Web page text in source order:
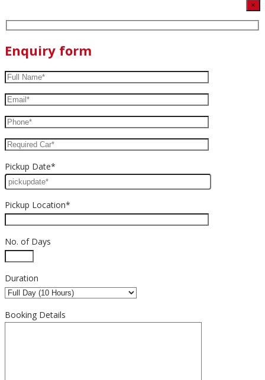
×
Enquiry form
Pickup Date*
Pickup Location*
No. of Days
Duration
Booking Details